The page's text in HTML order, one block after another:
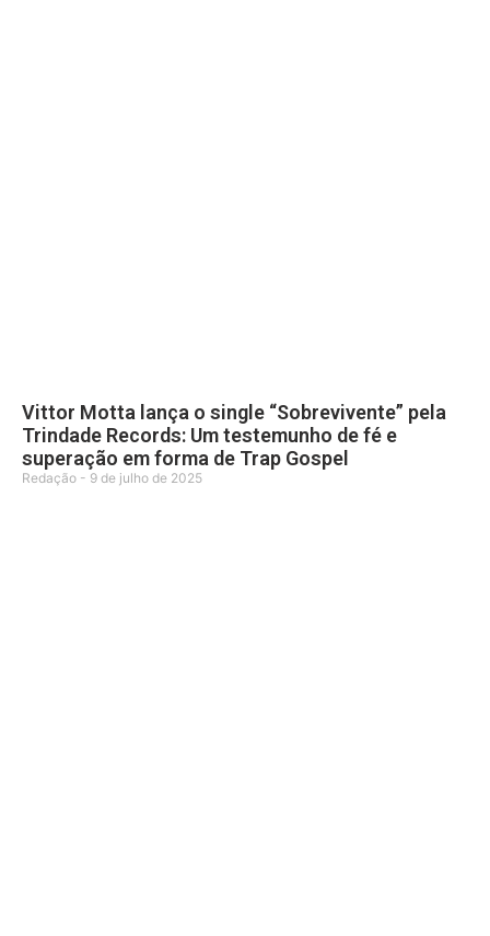
Vittor Motta lança o single “Sobrevivente” pela
Trindade Records: Um testemunho de fé e
superação em forma de Trap Gospel
Redação 9 de julho de 2025